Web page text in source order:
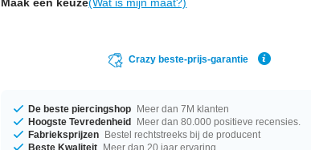
Crazy beste-prijs-garantie
De beste piercingshop Meer dan 7M klanten
Hoogste Tevredenheid Meer dan 80.000 positieve recensies.
Fabrieksprijzen Bestel rechtstreeks bij de producent
Beste Kwaliteit Meer dan 20 jaar ervaring